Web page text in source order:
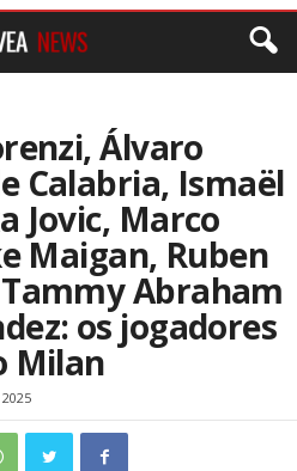
Álvaro
Calabria, Ismaël
Jovic, Marco
Maigan, Ruben
Abraham
os jogadores
Milan